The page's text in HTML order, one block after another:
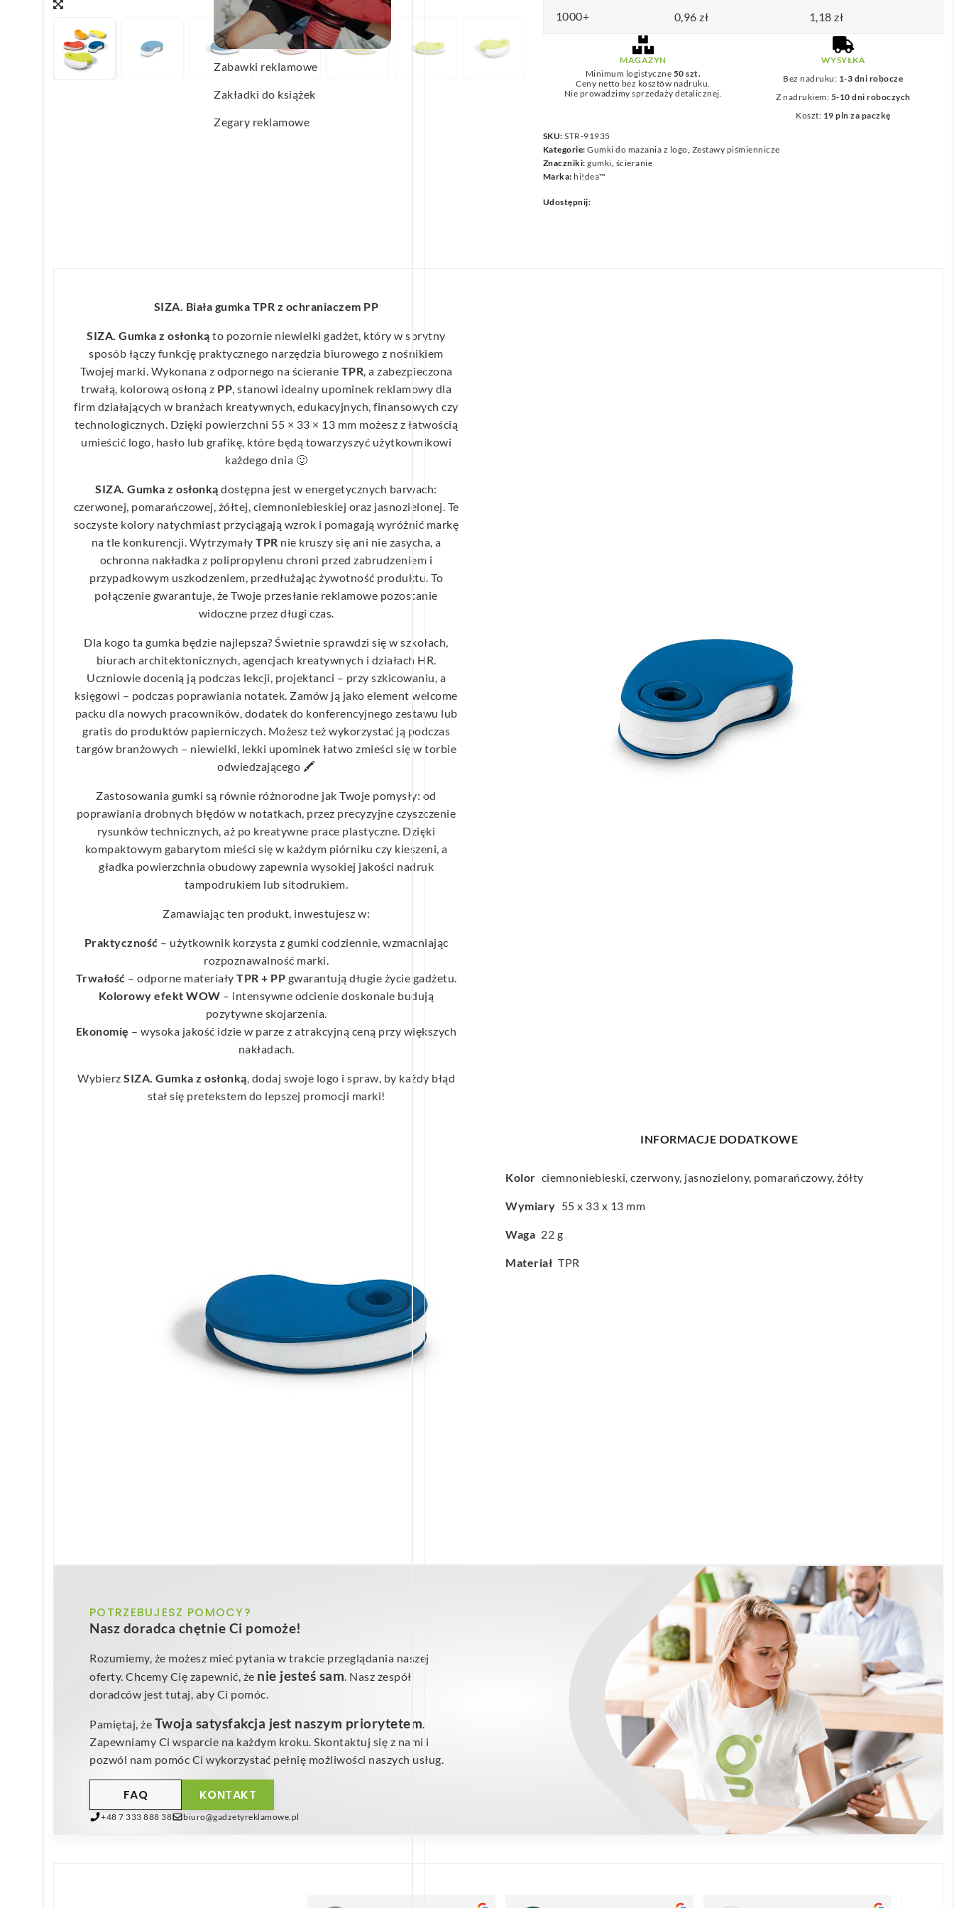
Wachlarze reklamowe
Wagi kuchenne
Zabawki reklamowe
Zakładki do książek
Zegary reklamowe
1000+ 0,96zł 1,18zł
MAGAZYN
Minimum logistyczne 50 szt.
Ceny netto bez kosztów nadruku.
Nie prowadzimy sprzedaży detalicznej.
WYSYŁKA
Bez nadruku: 1-3 dni robocze
Z nadrukiem: 5-10 dni roboczych
Koszt: 19 pln za paczkę
SKU:STR-91935
Kategorie:Gumki do mazania z logo Zestawy piśmiennicze
Znaczniki:gumki ścieranie
Marka:hi!dea™
Udostępnij:
SIZA. Biała gumka TPR z ochraniaczem PP
SIZA. Gumka z osłonką to pozornie niewielki gadżet, który w sprytny
sposób łączy funkcję praktycznego narzędzia biurowego z nośnikiem
Twojej marki. Wykonana z odpornego na ścieranie TPR, a zabezpieczona
trwałą, kolorową osłoną z PP, stanowi idealny upominek reklamowy dla
firm działających w branżach kreatywnych, edukacyjnych, finansowych czy
technologicznych. Dzięki powierzchni 55 × 33 × 13 mm możesz z łatwością
umieścić logo, hasło lub grafikę, które będą towarzyszyć użytkownikowi
każdego dnia 🙂
SIZA. Gumka z osłonką dostępna jest w energetycznych barwach:
czerwonej, pomarańczowej, żółtej, ciemnoniebieskiej oraz jasnozielonej. Te
soczyste kolory natychmiast przyciągają wzrok i pomagają wyróżnić markę
na tle konkurencji. Wytrzymały TPR nie kruszy się ani nie zasycha, a
ochronna nakładka z polipropylenu chroni przed zabrudzeniem i
przypadkowym uszkodzeniem, przedłużając żywotność produktu. To
połączenie gwarantuje, że Twoje przesłanie reklamowe pozostanie
widoczne przez długi czas.
Dla kogo ta gumka będzie najlepsza? Świetnie sprawdzi się w szkołach,
biurach architektonicznych, agencjach kreatywnych i działach HR.
Uczniowie docenią ją podczas lekcji, projektanci – przy szkicowaniu, a
księgowi – podczas poprawiania notatek. Zamów ją jako element welcome
packu dla nowych pracowników, dodatek do konferencyjnego zestawu lub
gratis do produktów papierniczych. Możesz też wykorzystać ją podczas
targów branżowych – niewielki, lekki upominek łatwo zmieści się w torbie
odwiedzającego 🖍️
Zastosowania gumki są równie różnorodne jak Twoje pomysły: od
poprawiania drobnych błędów w notatkach, przez precyzyjne czyszczenie
rysunków technicznych, aż po kreatywne prace plastyczne. Dzięki
kompaktowym gabarytom mieści się w każdym piórniku czy kieszeni, a
gładka powierzchnia obudowy zapewnia wysokiej jakości nadruk
tampodrukiem lub sitodrukiem.
Zamawiając ten produkt, inwestujesz w:
Praktyczność – użytkownik korzysta z gumki codziennie, wzmacniając
rozpoznawalność marki.
Trwałość – odporne materiały TPR + PP gwarantują długie życie gadżetu.
Kolorowy efekt WOW – intensywne odcienie doskonale budują
pozytywne skojarzenia.
Ekonomię – wysoka jakość idzie w parze z atrakcyjną ceną przy większych
nakładach.
Wybierz SIZA. Gumka z osłonką, dodaj swoje logo i spraw, by każdy błąd
stał się pretekstem do lepszej promocji marki!
INFORMACJE DODATKOWE
Kolor ciemnoniebieski, czerwony, jasnozielony, pomarańczowy, żółty
Wymiary 55 x 33 x 13 mm
Waga 22 g
Materiał TPR
POTRZEBUJESZ POMOCY?
Nasz doradca chętnie Ci pomoże!
Rozumiemy, że możesz mieć pytania w trakcie przeglądania naszej
oferty. Chcemy Cię zapewnić, że nie jesteś sam. Nasz zespół
doradców jest tutaj, aby Ci pomóc.
Pamiętaj, że Twoja satysfakcja jest naszym priorytetem.
Zapewniamy Ci wsparcie na każdym kroku. Skontaktuj się z nami i
pozwól nam pomóc Ci wykorzystać pełnię możliwości naszych usług.
KONTAKT
FAQ
+48 7 333 888 38 biuro@gadzetyreklamowe.pl